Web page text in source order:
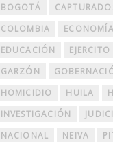
BOGOTÁ
COLOMBIA
ECONOMÍA
EDUCACIÓN
GARZÓN
HOMICIDIO
HUILA
INVESTIGACIÓN
NACIONAL
NEIVA